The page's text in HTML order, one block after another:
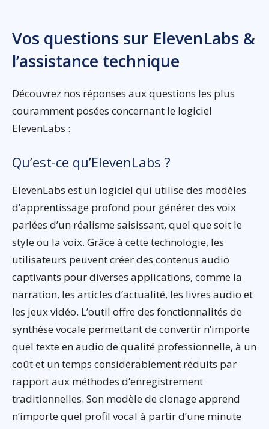
Vos questions sur ElevenLabs &
l’assistance technique
Découvrez nos réponses aux questions les plus
couramment posées concernant le logiciel
ElevenLabs :
Qu’est-ce qu’ElevenLabs ?
ElevenLabs est un logiciel qui utilise des modèles
d’apprentissage profond pour générer des voix
parlées d’un réalisme saisissant, quel que soit le
style ou la voix. Grâce à cette technologie, les
utilisateurs peuvent créer des contenus audio
captivants pour diverses applications, comme la
narration, les articles d’actualité, les livres audio et
les jeux vidéo. L’outil offre des fonctionnalités de
synthèse vocale permettant de convertir n’importe
quel texte en audio de qualité professionnelle, à un
coût et un temps considérablement réduits par
rapport aux méthodes d’enregistrement
traditionnelles. Son modèle de clonage apprend
n’importe quel profil vocal à partir d’une minute